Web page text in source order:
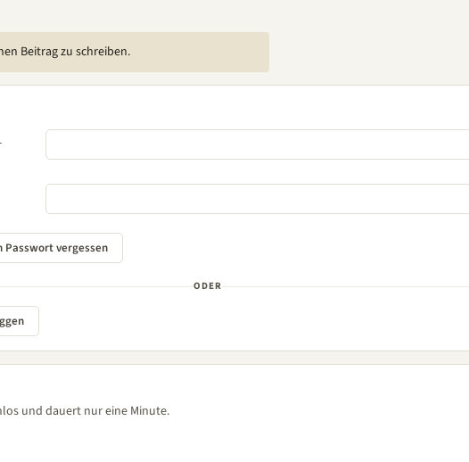
Beitrag zu schreiben.
ODER
und dauert nur eine Minute.